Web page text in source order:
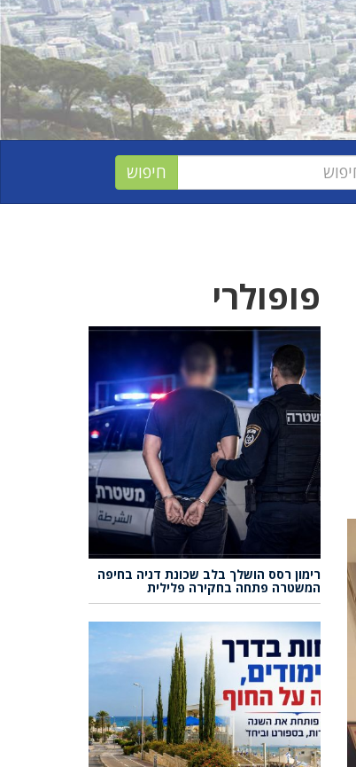
פופולרי
רימון רסס הושלך בלב שכונת דניה בחיפה
המשטרה פתחה בחקירה פלילית